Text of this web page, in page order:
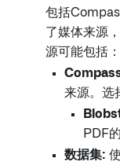
包括
了媒体来源
源可能包括：
来源。选
PDF
数据集: